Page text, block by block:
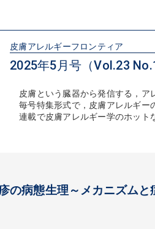
皮膚アレルギーフロンティア
2025年5月号（Vol.23
皮膚という臓器から発信する，ア
毎号特集形式で，皮膚アレルギー
連載で皮膚アレルギー学のホット
の病態生理～メカニズムと